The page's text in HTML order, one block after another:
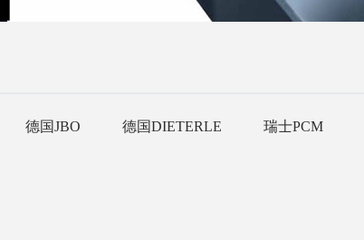
德国JBO 德国DIETERLE 瑞士PCM